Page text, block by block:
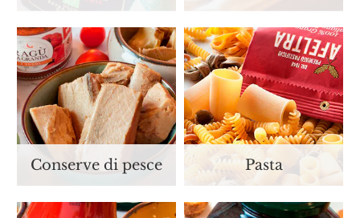
Conserve di pesce Pasta